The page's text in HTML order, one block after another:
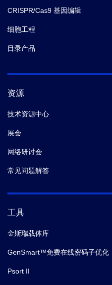
CRISPR/Cas9 基因编辑
细胞工程
目录产品
资源
技术资源中心
展会
网络研讨会
常见问题解答
工具
金斯瑞载体库
GenSmart™免费在线密码子优化
Psort II